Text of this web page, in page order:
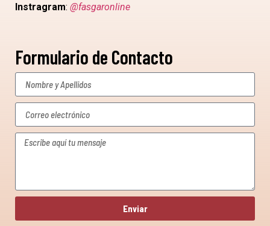
Instragram: @fasgaronline
Enviar
Formulario de Contacto